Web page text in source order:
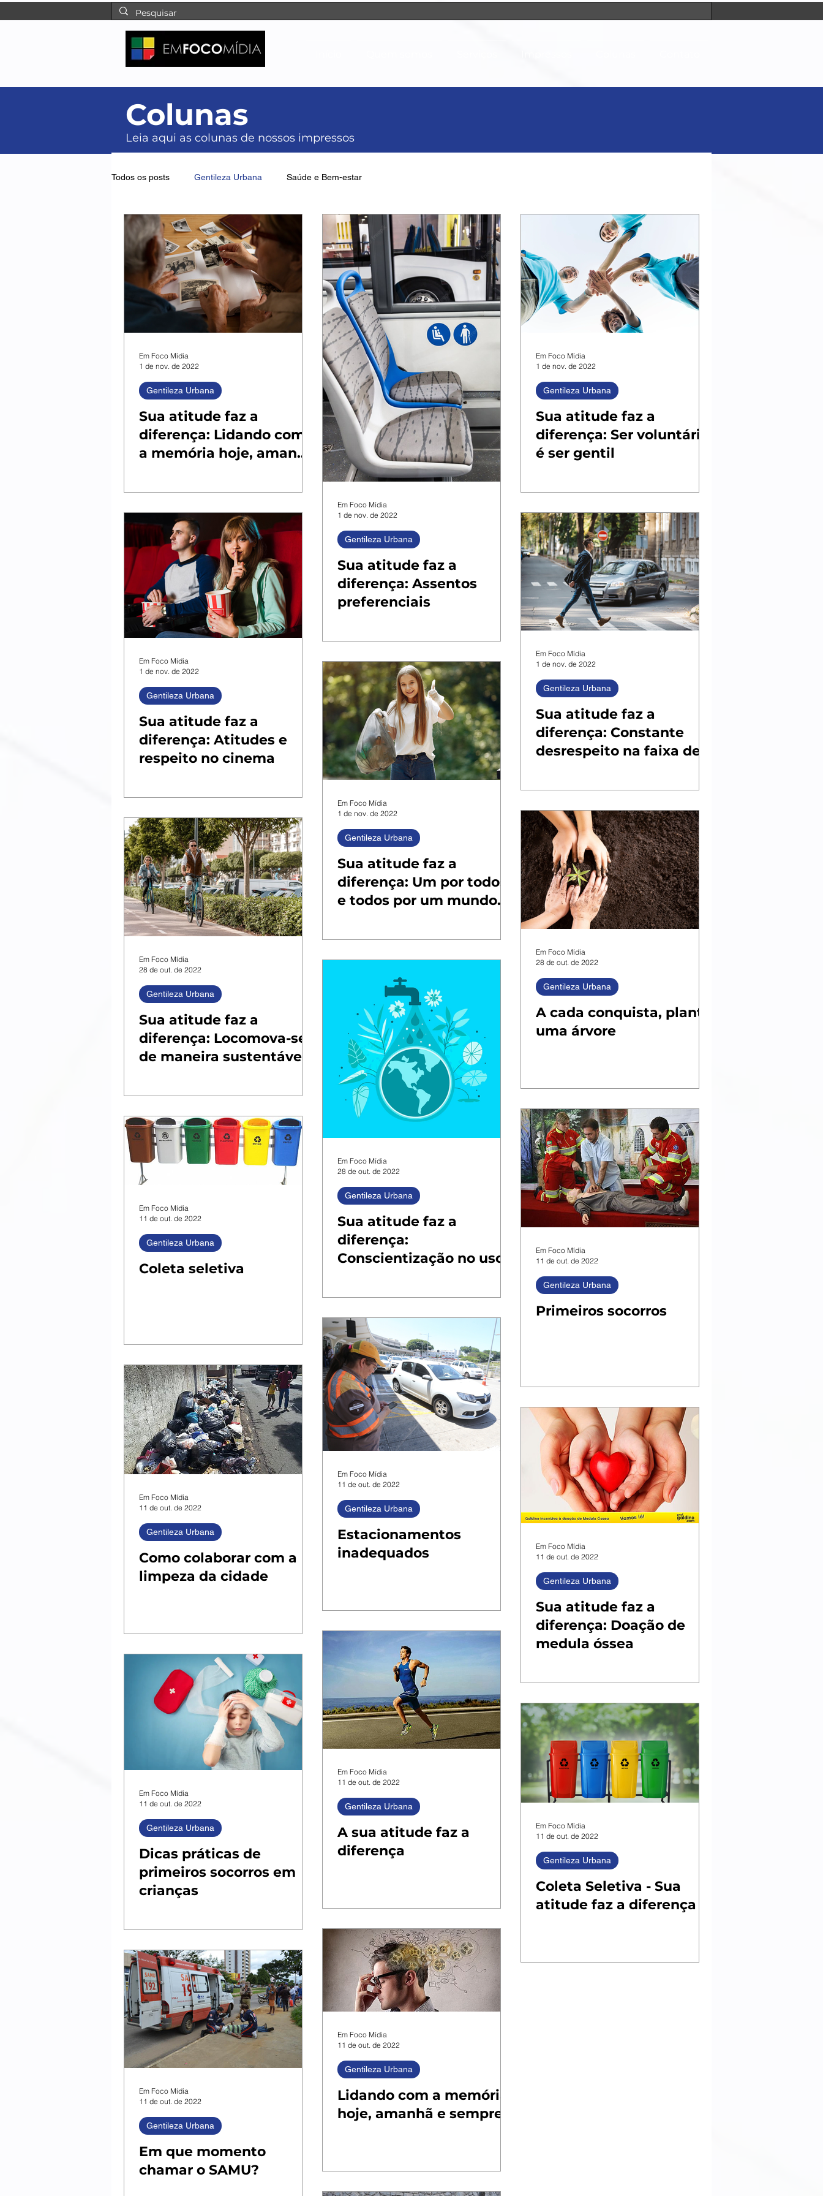
Colunas
Leia aqui as colunas de nossos impressos
Todos os posts Gentileza Urbana Saúde e Bem-estar
Sua atitude faz a
diferença: Lidando com
a memória hoje, amanhã
Gentileza Urbana
Em Foco Mídia
1 de nov. de 2022
Sua atitude faz a
diferença: Assentos
preferenciais
Gentileza Urbana
Em Foco Mídia
1 de nov. de 2022
Sua atitude faz a
diferença: Ser voluntário
é ser gentil
Gentileza Urbana
Em Foco Mídia
1 de nov. de 2022
Sua atitude faz a
diferença: Atitudes e
respeito no cinema
Gentileza Urbana
Em Foco Mídia
1 de nov. de 2022
Sua atitude faz a
diferença: Um por todos
e todos por um mundo
Gentileza Urbana
Em Foco Mídia
1 de nov. de 2022
Sua atitude faz a
diferença: Constante
desrespeito na faixa de
Gentileza Urbana
Em Foco Mídia
1 de nov. de 2022
Sua atitude faz a
diferença: Locomova-se
de maneira sustentável
Gentileza Urbana
Em Foco Mídia
28 de out. de 2022
Sua atitude faz a
diferença:
Conscientização no uso
Gentileza Urbana
Em Foco Mídia
28 de out. de 2022
A cada conquista, plante
uma árvore
Gentileza Urbana
Em Foco Mídia
28 de out. de 2022
Coleta seletiva
Gentileza Urbana
Em Foco Mídia
11 de out. de 2022
Estacionamentos
inadequados
Gentileza Urbana
Em Foco Mídia
11 de out. de 2022
Primeiros socorros
Gentileza Urbana
Em Foco Mídia
11 de out. de 2022
Como colaborar com a
limpeza da cidade
Gentileza Urbana
Em Foco Mídia
11 de out. de 2022
A sua atitude faz a
diferença
Gentileza Urbana
Em Foco Mídia
11 de out. de 2022
Sua atitude faz a
diferença: Doação de
medula óssea
Gentileza Urbana
Em Foco Mídia
11 de out. de 2022
Dicas práticas de
primeiros socorros em
crianças
Gentileza Urbana
Em Foco Mídia
11 de out. de 2022
Lidando com a memória
hoje, amanhã e sempre
Gentileza Urbana
Em Foco Mídia
11 de out. de 2022
Coleta Seletiva - Sua
atitude faz a diferença
Gentileza Urbana
Em Foco Mídia
11 de out. de 2022
Em que momento
chamar o SAMU?
Gentileza Urbana
Em Foco Mídia
11 de out. de 2022